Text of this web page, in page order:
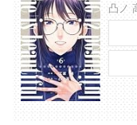
凸ノ